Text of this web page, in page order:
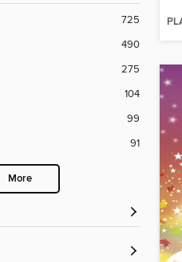
725
490
275
104
99
91
More